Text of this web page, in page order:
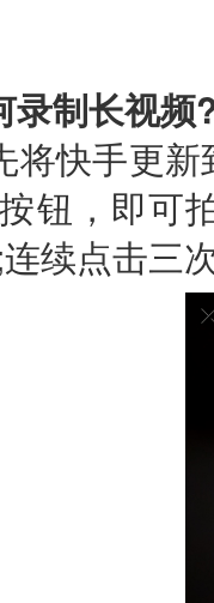
录制长视频
快手更新
钮，即可
续点击三